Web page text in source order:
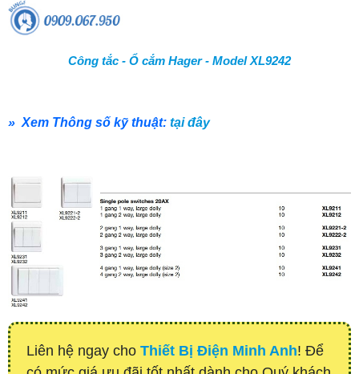
Công tắc - Ổ cắm Hager - Model XL9242
» Xem Thông số kỹ thuật: tại đây
Liên hệ ngay cho Thiết Bị Điện Minh Anh! Để